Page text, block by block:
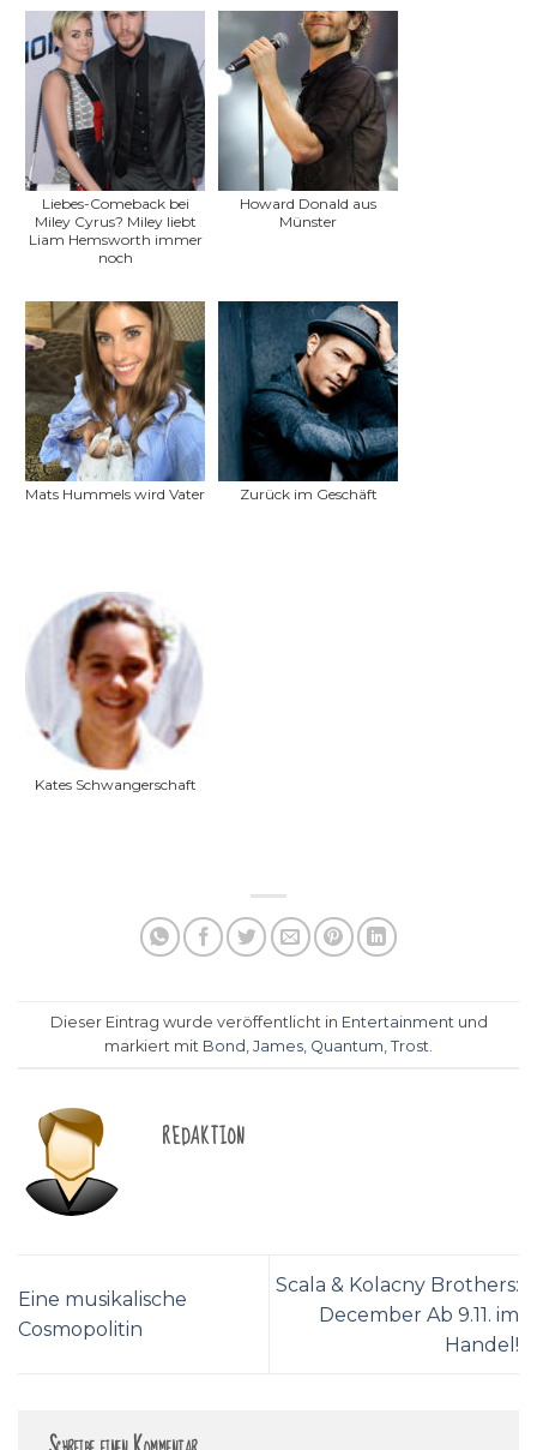
Liebes-Comeback bei
Miley Cyrus? Miley liebt
Liam Hemsworth immer
noch
Howard Donald aus
Münster
Mats Hummels wird Vater Zurück im Geschäft
Kates Schwangerschaft
Dieser Eintrag wurde veröffentlicht in Entertainment und
markiert mit Bond James Quantum Trost
REDAKTION
Eine musikalische
Cosmopolitin
Scala & Kolacny Brothers:
December Ab 9.11. im
Handel!